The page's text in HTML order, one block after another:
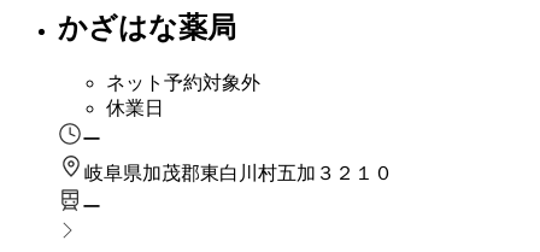
かざはな薬局
ネット予約対象外
休業日
ー
岐阜県加茂郡東白川村五加３２１０
ー